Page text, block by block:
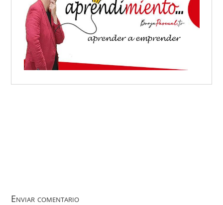
Enviar comentario